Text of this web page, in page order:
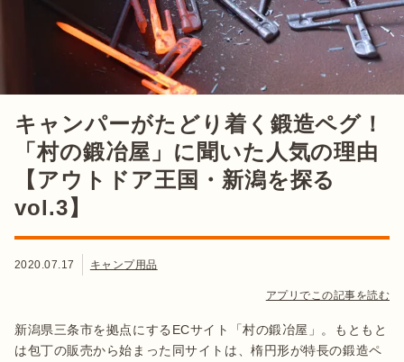
キャンパーがたどり着く鍛造ペグ！
「村の鍛冶屋」に聞いた人気の理由
【アウトドア王国・新潟を探る
vol.3】
2020.07.17 キャンプ用品
アプリでこの記事を読む
新潟県三条市を拠点にするECサイト「村の鍛冶屋」。もともと
は包丁の販売から始まった同サイトは、楕円形が特長の鍛造ペ